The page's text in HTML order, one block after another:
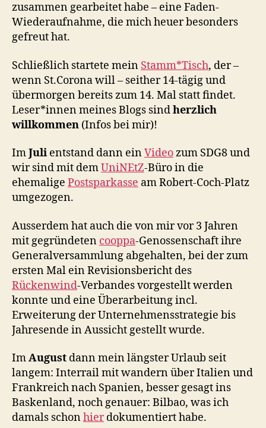
zusammen gearbeitet habe – eine Faden-
Wiederaufnahme, die mich heuer besonders
gefreut hat.
Schließlich startete mein Stamm*Tisch, der –
wenn St.Corona will – seither 14-tägig und
übermorgen bereits zum 14. Mal statt findet.
Leser*innen meines Blogs sindherzlich
willkommen (Infos bei mir)!
ImJuli entstand dann einVideozum SDG8 und
wir sind mit demUniNEtZ-Büro in die
ehemalige Postsparkasse am Robert-Coch-Platz
umgezogen.
Ausserdem hat auch die von mir vor 3 Jahren
mit gegründeten cooppa-Genossenschaft ihre
Generalversammlung abgehalten, bei der zum
ersten Mal ein Revisionsbericht des
Rückenwind-Verbandes vorgestellt werden
konnte und eine Überarbeitung incl.
Erweiterung der Unternehmensstrategie bis
Jahresende in Aussicht gestellt wurde.
ImAugust dann mein längster Urlaub seit
langem: Interrail mit wandern über Italien und
Frankreich nach Spanien, besser gesagt ins
Baskenland, noch genauer: Bilbao, was ich
damals schonhierdokumentiert habe.